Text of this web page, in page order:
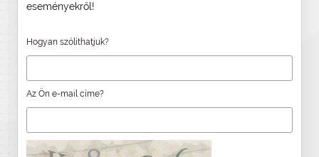
eseményekről!
Hogyan szólíthatjuk?
Az Ön e-mail címe?